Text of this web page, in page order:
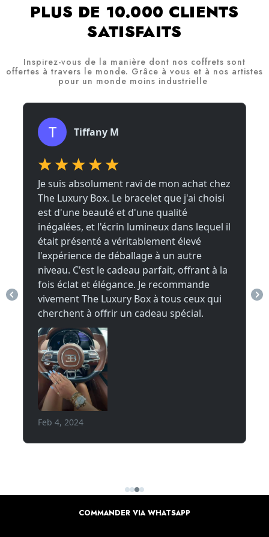
PLUS DE 10.000 CLIENTS
SATISFAITS
Inspirez-vous de la manière dont nos coffrets sont
offertes à travers le monde. Grâce à vous et à nos artistes
pour un monde moins industrielle
COMMANDER VIA WHATSAPP